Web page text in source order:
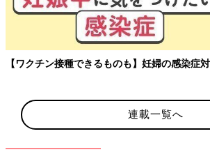
【ワクチン接種できるものも】妊婦の感染症
連載一覧へ